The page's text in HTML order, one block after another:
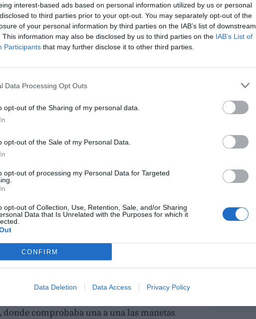
interest-based ads based on personal information utilized by us or personal
to third parties prior to your opt-out. You may separately opt-out of the
of your personal information by third parties on the IAB’s list of downstream
This information may also be disclosed by us to third parties on the IAB’s List of
Participants that may further disclose it to other third parties.
Data Processing Opt Outs
opt-out of the Sharing of my personal data.
opt-out of the Sale of my Personal Data.
opt-out of processing my Personal Data for Targeted
opt-out of Collection, Use, Retention, Sale, and/or Sharing
Data that Is Unrelated with the Purposes for which it
CONFIRM
Data Deletion Data Access Privacy Policy
fuente preferida de Google de forma gratuita.
de 29 años y nacionalidad marroquí
Nord. La investigación permitió
estaban produciendo en diferentes
de denuncias
los agentes detectaran un incremento de
de vehículos dentro de su demarcación
sospechar que detrás de los hechos
o un grupo organizado.
imágenes captadas por cámaras de
permitieron identificar al presunto
bicicleta por distintas localidades.
recorría principalmente
, donde comprobaba una a una las manetas